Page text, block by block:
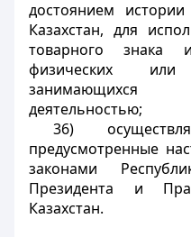
достоянием
Казахстан, для
товарного знака
физических
занимающихся
деятельностью;
36)
предусмотренные
законами
Президента и
Казахстан.